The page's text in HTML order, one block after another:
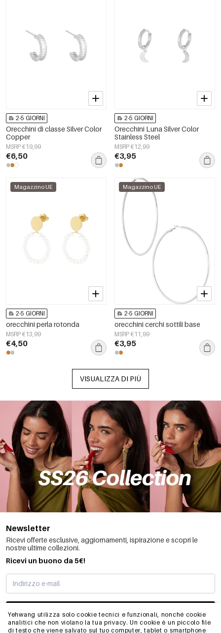
Yehwang utilizza solo cookie tecnici e funzionali, nonché cookie
analitici che non violano la tua privacy. Un cookie è un piccolo file
di testo che viene salvato sul tuo computer, tablet o smartphone
2-5 GIORNI
Orecchini di classe Silver Color
Copper
MSRP €19,99
€6,50
2-5 GIORNI
Orecchini Luna Silver Color
Stainless Steel
MSRP €12,99
€3,95
Magazzino UE
2-5 GIORNI
orecchini perla rotonda
MSRP €13,99
€4,50
Magazzino UE
2-5 GIORNI
orecchini cerchi sottili base
MSRP €11,99
€3,95
VISUALIZZA DI PIÙ
Newsletter
Ricevi offerte esclusive, aggiornamenti, ispirazione e scopri le
nostre ultime collezioni.
Ricevi un buono da 5€!
MI STO REGISTRANDO